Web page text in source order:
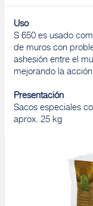
Uso
S 650 es usado
de muros con
ashesión entre el
mejorando la
Presentación
Sacos especiales
aprox. 25 kg